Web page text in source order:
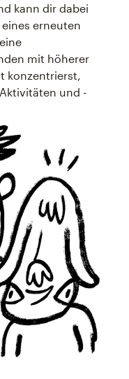
kann dir dabei
erneuten
mit höherer
konzentrierst,
und -